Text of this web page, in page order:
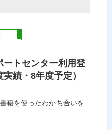
トセンター利用登
績・8年度予定）
籍を使ったわかち合いを